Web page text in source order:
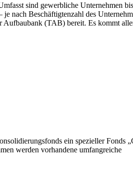
sind gewerbliche Unternehmen
nach Beschäftigtenzahl des
(TAB) bereit. Es kommt
ein spezieller Fonds
werden vorhandene umfangreiche